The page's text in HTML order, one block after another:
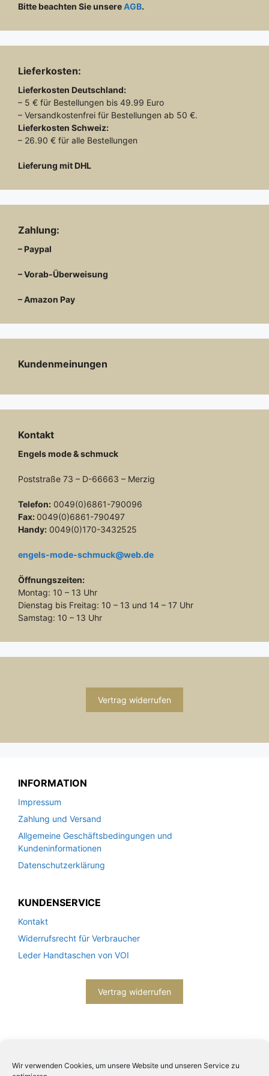
Wir verwenden Cookies, um unsere Website und unseren Service zu
Bitte beachten Sie unsereAGB.
Lieferkosten:
Lieferkosten Deutschland:
– 5 € für Bestellungen bis 49.99 Euro
– Versandkostenfrei für Bestellungen ab 50 €.
Lieferkosten Schweiz:
– 26.90 € für alle Bestellungen
Lieferung mit DHL
Zahlung:
– Paypal
– Vorab-Überweisung
– Amazon Pay
Kundenmeinungen
Kontakt
Engels mode & schmuck
Poststraße 73 – D-66663 – Merzig
Telefon: 0049(0)6861-790096
Fax: 0049(0)6861-790497
Handy: 0049(0)170-3432525
engels-mode-schmuck@web.de
Öffnungszeiten:
Montag: 10 – 13 Uhr
Dienstag bis Freitag: 10 – 13 und 14 – 17 Uhr
Samstag: 10 – 13 Uhr
Vertrag widerrufen
INFORMATION
Impressum
Zahlung und Versand
Allgemeine Geschäftsbedingungen und
Kundeninformationen
Datenschutzerklärung
KUNDENSERVICE
Kontakt
Widerrufsrecht für Verbraucher
Leder Handtaschen von VOI
Vertrag widerrufen